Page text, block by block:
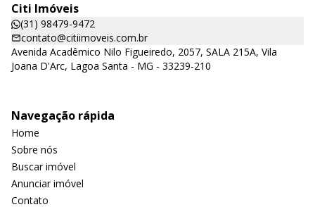
Citi Imóveis
(31) 98479-9472
contato@citiimoveis.com.br
Avenida Acadêmico Nilo Figueiredo, 2057, SALA 215A, Vila
Joana D'Arc, Lagoa Santa - MG - 33239-210
Navegação rápida
Home
Sobre nós
Buscar imóvel
Anunciar imóvel
Contato